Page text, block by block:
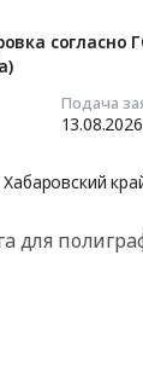
согласно
Подача
13.08.2026
Хабаровский
для